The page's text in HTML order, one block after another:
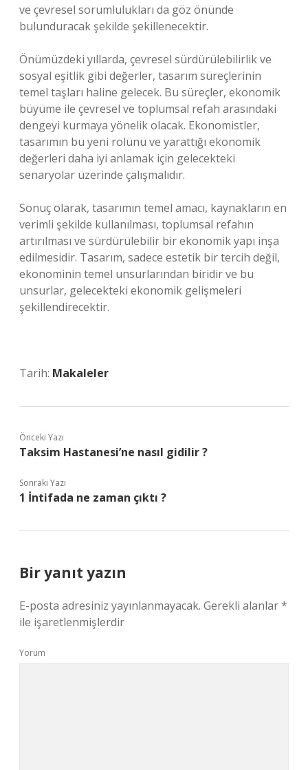
ve çevresel sorumlulukları da göz önünde
bulunduracak şekilde şekillenecektir.
Önümüzdeki yıllarda, çevresel sürdürülebilirlik ve
sosyal eşitlik gibi değerler, tasarım süreçlerinin
temel taşları haline gelecek. Bu süreçler, ekonomik
büyüme ile çevresel ve toplumsal refah arasındaki
dengeyi kurmaya yönelik olacak. Ekonomistler,
tasarımın bu yeni rolünü ve yarattığı ekonomik
değerleri daha iyi anlamak için gelecekteki
senaryolar üzerinde çalışmalıdır.
Sonuç olarak, tasarımın temel amacı, kaynakların en
verimli şekilde kullanılması, toplumsal refahın
artırılması ve sürdürülebilir bir ekonomik yapı inşa
edilmesidir. Tasarım, sadece estetik bir tercih değil,
ekonominin temel unsurlarından biridir ve bu
unsurlar, gelecekteki ekonomik gelişmeleri
şekillendirecektir.
Tarih: Makaleler
Önceki Yazı
Taksim Hastanesi’ne nasıl gidilir ?
Sonraki Yazı
1 İntifada ne zaman çıktı ?
Bir yanıt yazın
E-posta adresiniz yayınlanmayacak. Gerekli alanlar*
ile işaretlenmişlerdir
Yorum